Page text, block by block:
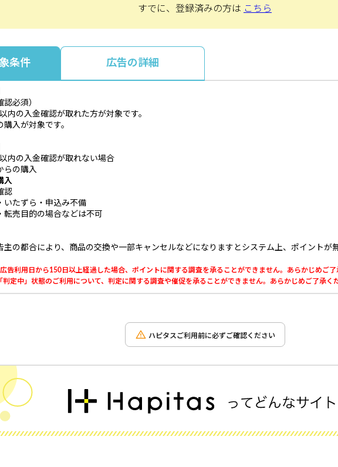
すでに、登録済みの方は こちら
条件 広告の詳細
必須）
内の入金確認が取れた方が対象です。
購入が対象です。
内の入金確認が取れない場合
らの購入
入
認
いたずら・申込み不備
転売目的の場合などは不可
主の都合により、商品の交換や一部キャンセルなどになりますとシステム上、ポイントが
告利用日から150日以上経過した場合、ポイントに関する調査を承ることができません。あらかじめご了
定中」状態のご利用について、判定に関する調査や催促を承ることができません。あらかじめご了承く
ハピタスご利用前に必ずご確認ください